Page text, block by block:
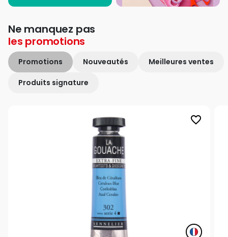
Ne manquez pas
les promotions
Promotions Nouveautés Meilleures ventes
Produits signature
favorite_border